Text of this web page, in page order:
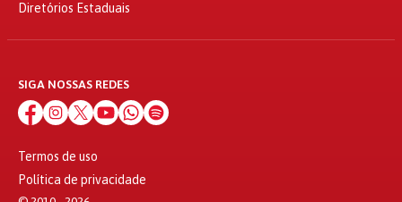
Diretórios Estaduais
SIGA NOSSAS REDES
Termos de uso
Política de privacidade